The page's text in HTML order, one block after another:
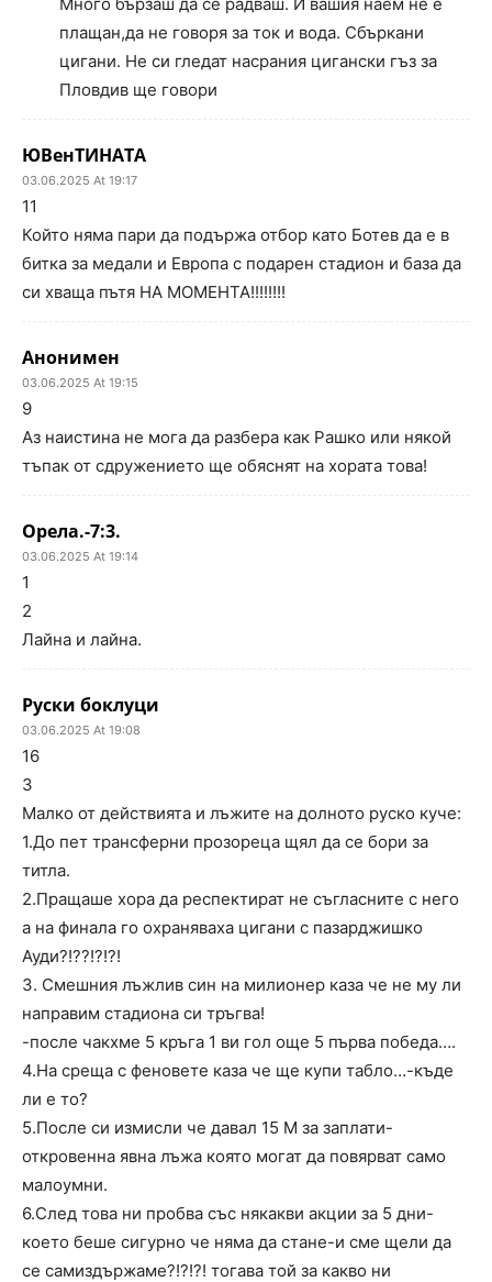
плащан,да не говоря за ток и вода. Сбъркани
цигани. Не си гледат насрания цигански гъз за
Пловдив ще говори
ЮВенТИНАТА
03.06.2025 At 19:17
11
Който няма пари да подържа отбор като Ботев да е в
битка за медали и Европа с подарен стадион и база да
си хваща пътя НА МОМЕНТА!!!!!!!!
Анонимен
03.06.2025 At 19:15
9
Аз наистина не мога да разбера как Рашко или някой
тъпак от сдружението ще обяснят на хората това!
Орела.-7:3.
03.06.2025 At 19:14
1
2
Лайна и лайна.
Руски боклуци
03.06.2025 At 19:08
16
3
Малко от действията и лъжите на долното руско куче:
1.До пет трансферни прозореца щял да се бори за
титла.
2.Пращаше хора да респектират не съгласните с него
а на финала го охраняваха цигани с пазарджишко
Ауди?!??!?!?!
3. Смешния лъжлив син на милионер каза че не му ли
направим стадиона си тръгва!
-после чакхме 5 кръга 1 ви гол още 5 първа победа….
4.На среща с феновете каза че ще купи табло…-къде
ли е то?
5.После си измисли че давал 15 М за заплати-
откровенна явна лъжа която могат да повярват само
малоумни.
6.След това ни пробва със някакви акции за 5 дни-
което беше сигурно че няма да стане-и сме щели да
се самиздържаме?!?!?! тогава той за какво ни